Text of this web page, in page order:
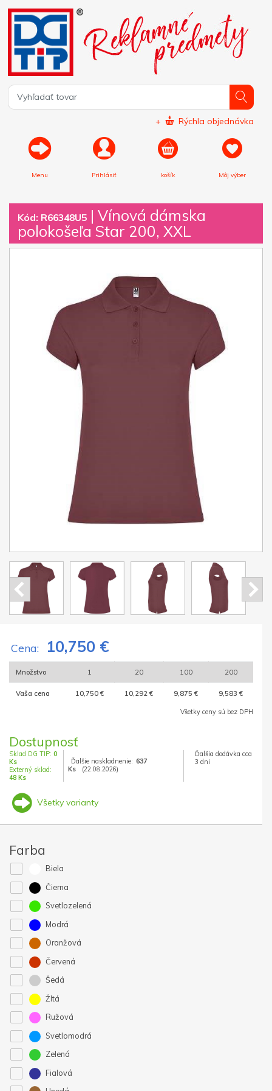
+ Rýchla objednávka
Menu Prihlásiť košík Môj výber
Kód: R66348U5 | Vínová dámska
polokošeľa Star 200, XXL
Cena: 10,750 €
Množstvo 1 20 100 200
Vaša cena 10,750 € 10,292 € 9,875 € 9,583 €
Všetky ceny sú bez DPH
Dostupnosť
Sklad DG TIP: 0
Ks
Externý sklad:
48 Ks
Ďalšie naskladnenie: 637
Ks
(22.08.2026)
Ďalšia dodávka cca
3 dni
Všetky varianty
Farba
Biela
Čierna
Svetlozelená
Modrá
Oranžová
Červená
Šedá
Žltá
Ružová
Svetlomodrá
Zelená
Fialová